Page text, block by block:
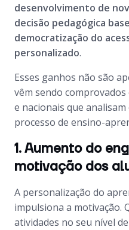
desenvolvimento de
decisão pedagógica
democratização do
personalizado.
Esses ganhos não são
vêm sendo
e nacionais que
processo de ensino-
1. Aumento do
motivação dos
A personalização do
impulsiona a motivação.
atividades no seu nível